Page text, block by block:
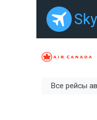
Все рейсы